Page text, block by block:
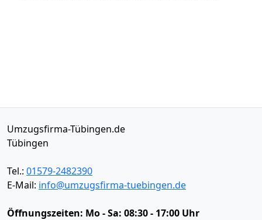
Umzugsfirma-Tübingen.de
Tübingen
Tel.: 01579-2482390
E-Mail: info@umzugsfirma-tuebingen.de
Öffnungszeiten: Mo - Sa: 08:30 - 17:00 Uhr